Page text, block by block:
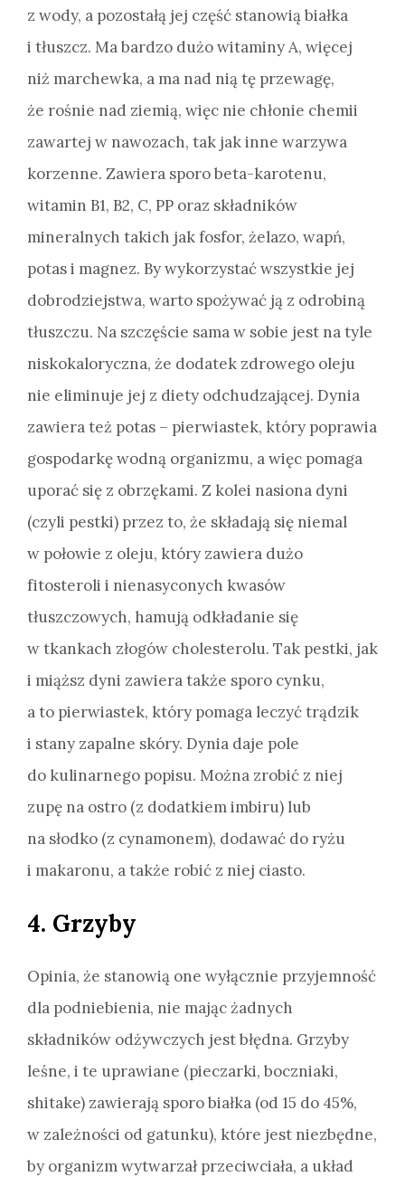
z wody, a pozostałą jej część stanowią białka
i tłuszcz. Ma bardzo dużo witaminy A, więcej
niż marchewka, a ma nad nią tę przewagę,
że rośnie nad ziemią, więc nie chłonie chemii
zawartej w nawozach, tak jak inne warzywa
korzenne. Zawiera sporo beta-karotenu,
witamin B1, B2, C, PP oraz składników
mineralnych takich jak fosfor, żelazo, wapń,
potas i magnez. By wykorzystać wszystkie jej
dobrodziejstwa, warto spożywać ją z odrobiną
tłuszczu. Na szczęście sama w sobie jest na tyle
niskokaloryczna, że dodatek zdrowego oleju
nie eliminuje jej z diety odchudzającej. Dynia
zawiera też potas – pierwiastek, który poprawia
gospodarkę wodną organizmu, a więc pomaga
uporać się z obrzękami. Z kolei nasiona dyni
(czyli pestki) przez to, że składają się niemal
w połowie z oleju, który zawiera dużo
fitosteroli i nienasyconych kwasów
tłuszczowych, hamują odkładanie się
w tkankach złogów cholesterolu. Tak pestki, jak
i miąższ dyni zawiera także sporo cynku,
a to pierwiastek, który pomaga leczyć trądzik
i stany zapalne skóry. Dynia daje pole
do kulinarnego popisu. Można zrobić z niej
zupę na ostro (z dodatkiem imbiru) lub
na słodko (z cynamonem), dodawać do ryżu
i makaronu, a także robić z niej ciasto.
4. Grzyby
Opinia, że stanowią one wyłącznie przyjemność
dla podniebienia, nie mając żadnych
składników odżywczych jest błędna. Grzyby
leśne, i te uprawiane (pieczarki, boczniaki,
shitake) zawierają sporo białka (od 15 do 45%,
w zależności od gatunku), które jest niezbędne,
by organizm wytwarzał przeciwciała, a układ